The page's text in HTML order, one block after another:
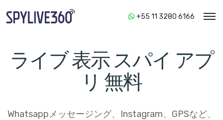
+55 11 3280 6166
ライブ 表示 スパイ アプ
リ 無料
Whatsappメッセージング、Instagram、GPSなど、